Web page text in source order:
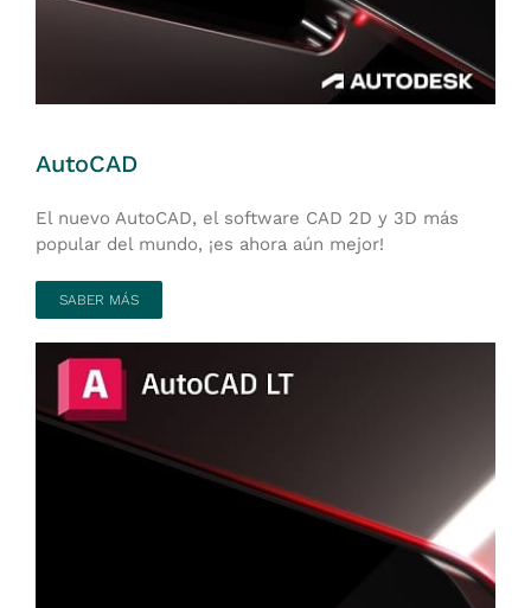
AutoCAD
El nuevo AutoCAD, el software CAD 2D y 3D más
popular del mundo, ¡es ahora aún mejor!
SABER MÁS